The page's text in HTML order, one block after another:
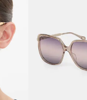
zlatna
Chloe